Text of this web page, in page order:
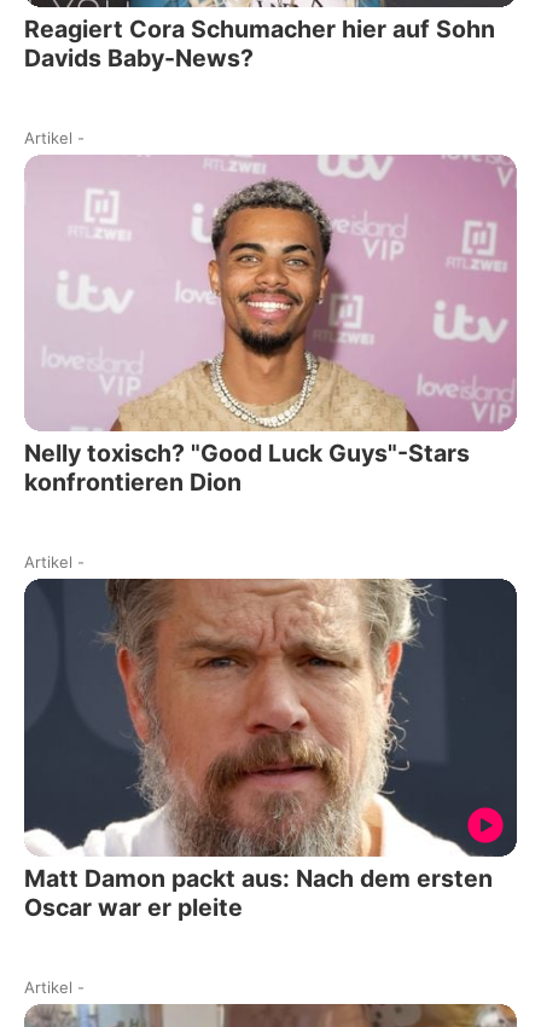
Reagiert Cora Schumacher hier auf Sohn
Davids Baby-News?
Artikel -
Nelly toxisch? "Good Luck Guys"-Stars
konfrontieren Dion
Artikel -
Matt Damon packt aus: Nach dem ersten
Oscar war er pleite
Artikel -